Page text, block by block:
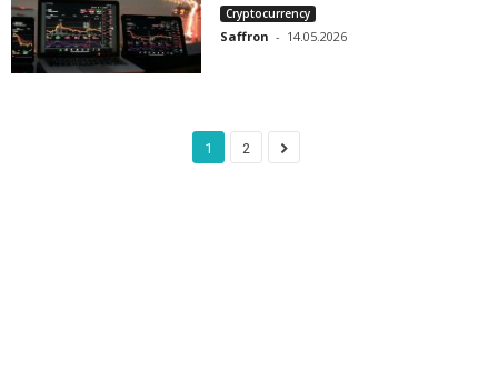
Cryptocurrency
Saffron - 14.05.2026
1 2